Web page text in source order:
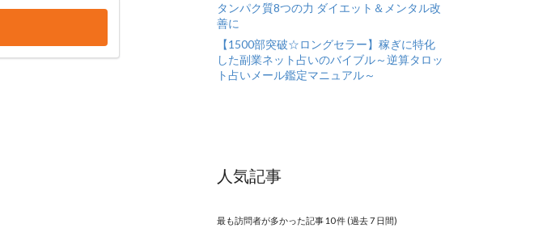
タンパク質8つの力 ダイエット＆メンタル改
善に
【1500部突破☆ロングセラー】稼ぎに特化
した副業ネット占いのバイブル～逆算タロッ
ト占いメール鑑定マニュアル～
人気記事
最も訪問者が多かった記事 10 件 (過去 7 日間)